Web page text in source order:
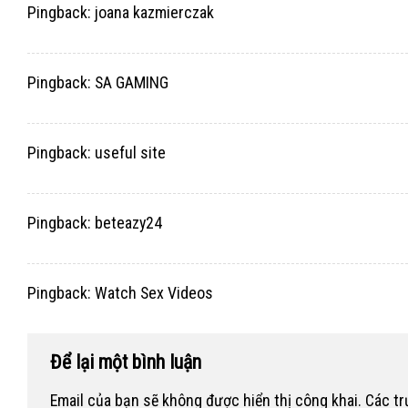
Pingback: joana kazmierczak
Pingback: SA GAMING
Pingback: useful site
Pingback: beteazy24
Pingback: Watch Sex Videos
Để lại một bình luận
Email của bạn sẽ không được hiển thị công khai. Các